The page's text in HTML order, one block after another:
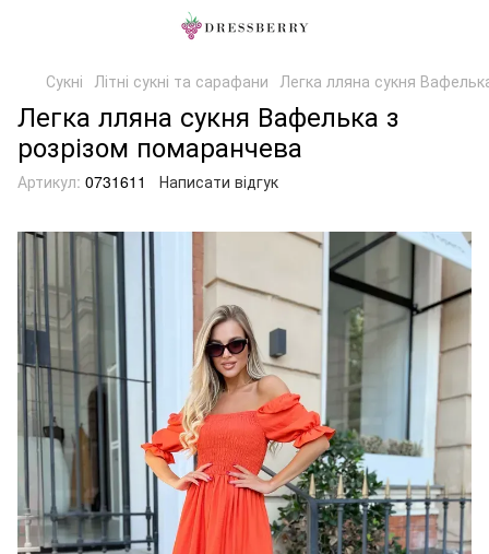
Сукні Літні сукні та сарафани Легка лляна сукня
Легка лляна сукня Вафелька з
розрізом помаранчева
Артикул: 0731611 Написати відгук